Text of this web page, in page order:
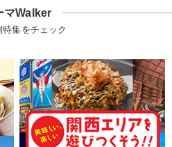
マWalker
特集をチェック